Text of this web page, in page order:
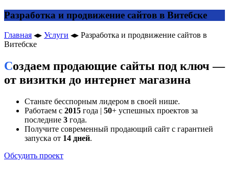
Разработка и продвижение сайтов в Витебске
Главная ◂▸ Услуги ◂▸ Разработка и продвижение сайтов в
Витебске
Создаем продающие сайты под ключ —
от визитки до интернет магазина
Станьте бесспорным лидером в своей нише.
Работаем с 2015 года | 50+ успешных проектов за
последние 3 года.
Получите современный продающий сайт с гарантией
запуска от 14 дней.
Обсудить проект